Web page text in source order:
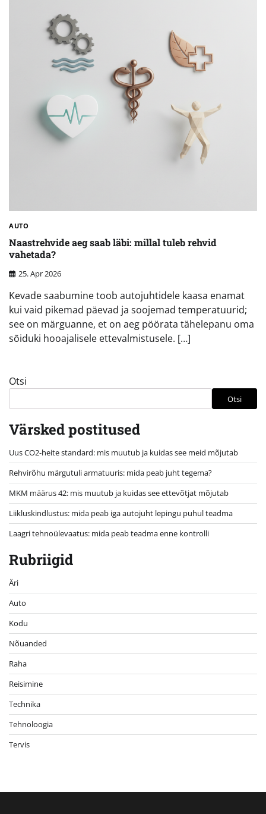
AUTO
Naastrehvide aeg saab läbi: millal tuleb rehvid
vahetada?
25. Apr 2026
Kevade saabumine toob autojuhtidele kaasa enamat
kui vaid pikemad päevad ja soojemad temperatuurid;
see on märguanne, et on aeg pöörata tähelepanu oma
sõiduki hooajalisele ettevalmistusele. […]
Otsi
Otsi
Värsked postitused
Uus CO2-heite standard: mis muutub ja kuidas see meid mõjutab
Rehvirõhu märgutuli armatuuris: mida peab juht tegema?
MKM määrus 42: mis muutub ja kuidas see ettevõtjat mõjutab
Liikluskindlustus: mida peab iga autojuht lepingu puhul teadma
Laagri tehnoülevaatus: mida peab teadma enne kontrolli
Rubriigid
Äri
Auto
Kodu
Nõuanded
Raha
Reisimine
Technika
Tehnoloogia
Tervis